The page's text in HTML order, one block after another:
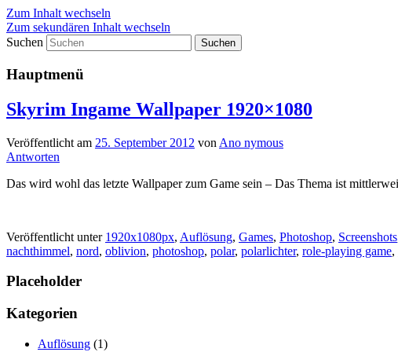
Zum Inhalt wechseln
Zum sekundären Inhalt wechseln
Desktop Wallpaper Gallery
Suchen
Hauptmenü
Skyrim Ingame Wallpaper 1920×1080
Veröffentlicht am 25. September 2012 von Ano nymous
Antworten
Das wird wohl das letzte Wallpaper zum Game sein – Das Thema ist
Veröffentlicht unter 1920x1080px, Auflösung, Games, Photoshop, Screenshots
nachthimmel, nord, oblivion, photoshop, polar, polarlichter, role-playing game,
Placeholder
Kategorien
Auflösung (1)